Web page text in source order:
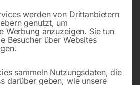
KW 37/2026
(Österreich): €10,00
werden von Drittanbietern
genutzt, um
Werbung anzuzeigen. Sie tun
Besucher über Websites
sammeln Nutzungsdaten, die
darüber geben, wie unsere